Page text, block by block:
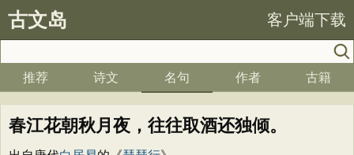
古文岛 客户端下载
推荐 诗文 名句 作者 古籍
春江花朝秋月夜，往往取酒还独倾。